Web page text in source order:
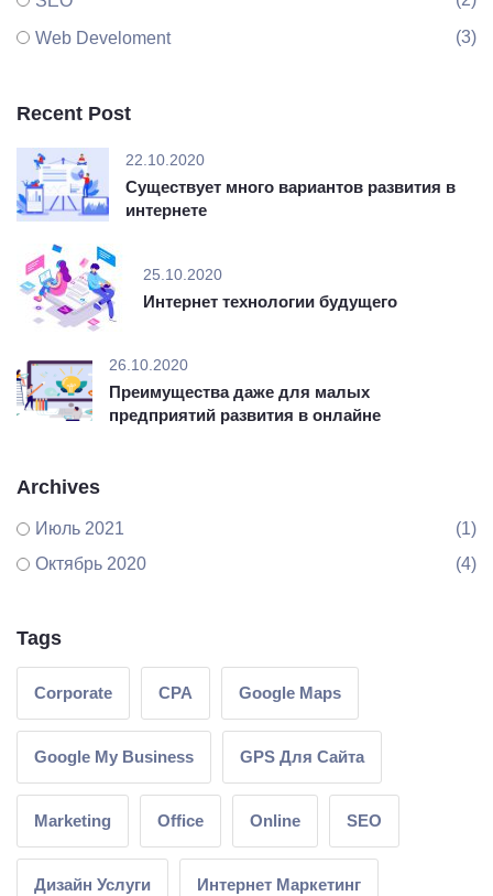
Web Develoment (3)
Recent Post
22.10.2020
Существует много вариантов развития в
интернете
25.10.2020
Интернет технологии будущего
26.10.2020
Преимущества даже для малых
предприятий развития в онлайне
Archives
Июль 2021
(1)
Октябрь 2020
(4)
Tags
Corporate CPA Google Maps
Google My Business GPS Для Сайта
Marketing Office Online SEO
Дизайн Услуги Интернет Маркетинг